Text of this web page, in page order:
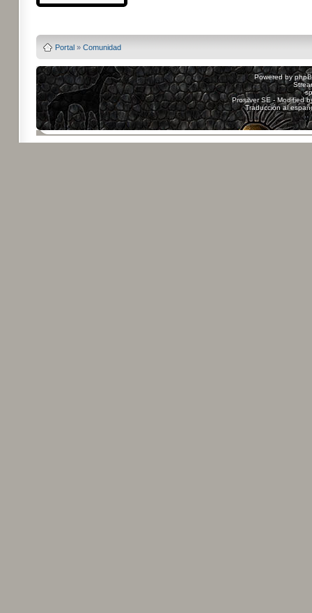
Portal» Comunidad
Powered by
Prosilver SE - Modified
Traducción al